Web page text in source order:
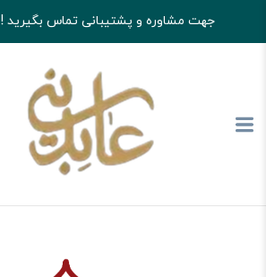
جهت مشاوره و پشتیبانی تماس بگیرید ! 03537249913
آجیل و خشکبار عابدینی قهوه سایر فرآورده های قهوه